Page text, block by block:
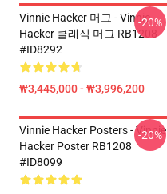
Vinnie Hacker 머그 - Vinnie
Hacker 클래식 머그 RB1208
#ID8292
₩3,445,000 - ₩3,996,200
-20%
Vinnie Hacker Posters - Vinnie
Hacker Poster RB1208
#ID8099
-20%